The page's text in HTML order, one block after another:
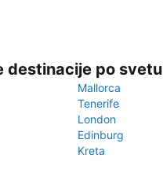
destinacije po svetu
Mallorca
Tenerife
London
Edinburg
Kreta